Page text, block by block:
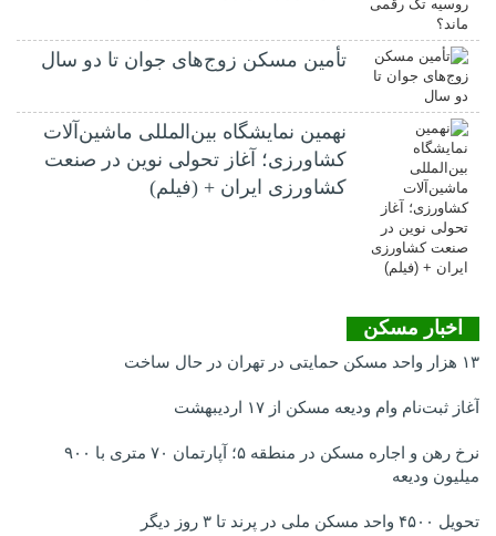
تأمین مسکن زوج‌های جوان تا دو سال
نهمین نمایشگاه بین‌المللی ماشین‌آلات
کشاورزی؛ آغاز تحولی نوین در صنعت
کشاورزی ایران + (فیلم)
اخبار مسکن
۱۳ هزار واحد مسکن حمایتی در تهران در حال ساخت
آغاز ثبت‌نام وام ودیعه مسکن از ۱۷ اردیبهشت
نرخ‌ رهن و اجاره مسکن در منطقه ۵؛ آپارتمان ۷۰ متری با ۹۰۰
میلیون ودیعه
تحویل ۴۵۰۰ واحد مسکن ملی در پرند تا ۳ روز دیگر